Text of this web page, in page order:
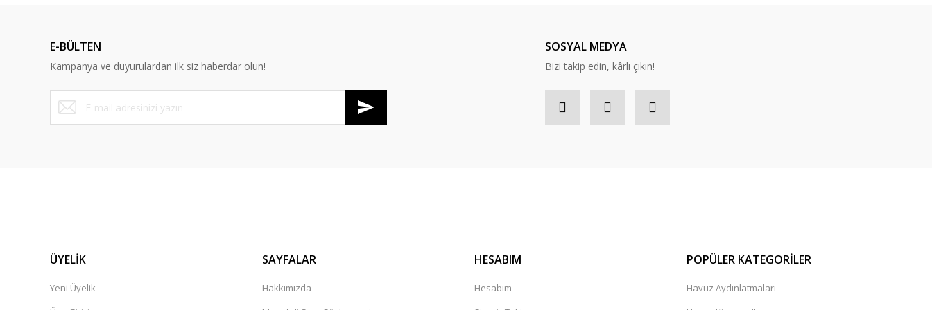
E-BÜLTEN
Kampanya ve duyurulardan ilk siz haberdar olun!
SOSYAL MEDYA
Bizi takip edin, kârlı çıkın!
ÜYELİK
Yeni Üyelik
SAYFALAR
Hakkımızda
HESABIM
Hesabım
POPÜLER KATEGORİLER
Havuz Aydınlatmaları